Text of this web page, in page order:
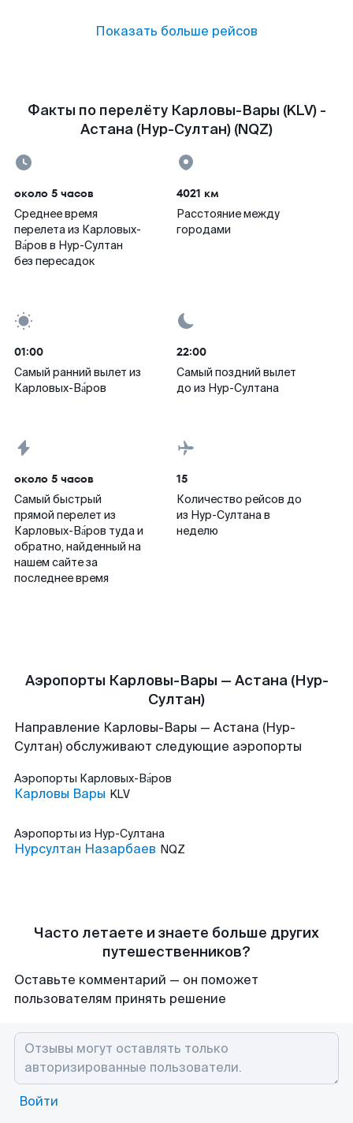
Показать больше рейсов
Факты по перелёту Карловы-Вары (KLV) -
Астана (Нур-Султан) (NQZ)
около 5 часов
Среднее время
перелета из Карловых-
Ва́ров в Нур-Султан
без пересадок
4021 км
Расстояние между
городами
01:00
Самый ранний вылет из
Карловых-Ва́ров
22:00
Самый поздний вылет
до из Нур-Султана
около 5 часов
Самый быстрый
прямой перелет из
Карловых-Ва́ров туда и
обратно, найденный на
нашем сайте за
последнее время
15
Количество рейсов до
из Нур-Султана в
неделю
Аэропорты Карловы-Вары — Астана (Нур-
Султан)
Направление Карловы-Вары — Астана (Нур-
Султан) обслуживают следующие аэропорты
Аэропорты Карловых-Ва́ров
Карловы Вары KLV
Аэропорты из Нур-Султана
Нурсултан Назарбаев NQZ
Часто летаете и знаете больше других
путешественников?
Оставьте комментарий — он поможет
пользователям принять решение
Войти